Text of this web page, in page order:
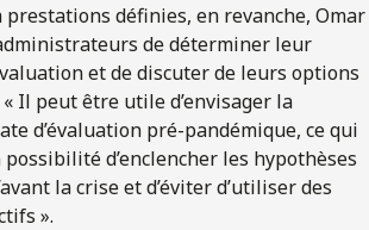
prestations définies, en revanche, Omar
de déterminer leur
et de discuter de leurs options
Il peut être utile d’envisager la
d’évaluation pré-pandémique, ce qui
d’enclencher les hypothèses
la crise et d’éviter d’utiliser des
».